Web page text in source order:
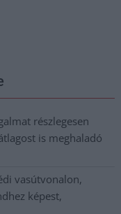
részlegesen
is meghaladó
vasútvonalon,
képest,